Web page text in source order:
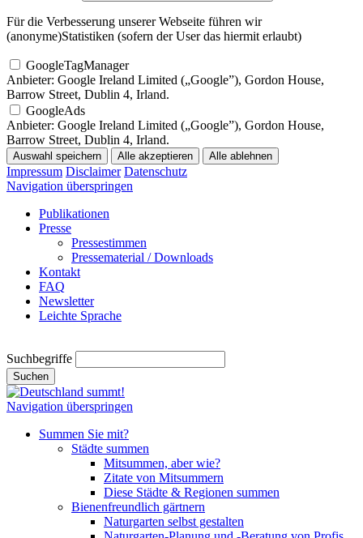
Für die Verbesserung unserer Webseite führen wir
(anonyme)Statistiken (sofern der User das hiermit erlaubt)
GoogleTagManager
Anbieter: Google Ireland Limited („Google”), Gordon House,
Barrow Street, Dublin 4, Irland.
GoogleAds
Anbieter: Google Ireland Limited („Google”), Gordon House,
Barrow Street, Dublin 4, Irland.
Auswahl speichern Alle akzeptieren Alle ablehnen
Impressum Disclaimer Datenschutz
Navigation überspringen
Publikationen
Presse
Pressestimmen
Pressematerial / Downloads
Kontakt
FAQ
Newsletter
Leichte Sprache
Suchbegriffe
Suchen
Navigation überspringen
Summen Sie mit?
Städte summen
Mitsummen, aber wie?
Zitate von Mitsummern
Diese Städte & Regionen summen
Bienenfreundlich gärtnern
Naturgarten selbst gestalten